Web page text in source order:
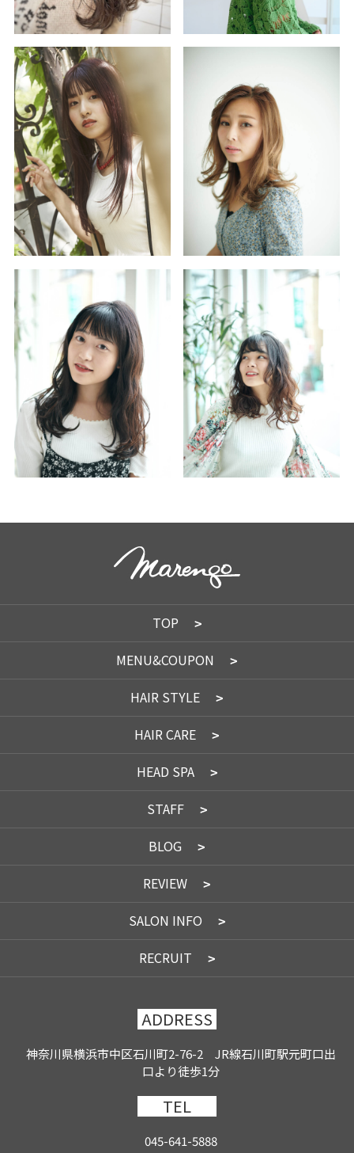
TOP
MENU&COUPON
HAIR STYLE
HAIR CARE
HEAD SPA
STAFF
BLOG
REVIEW
SALON INFO
RECRUIT
ADDRESS
神奈川県横浜市中区石川町2-76-2 JR線石川町駅元町口出
口より徒歩1分
TEL
045-641-5888